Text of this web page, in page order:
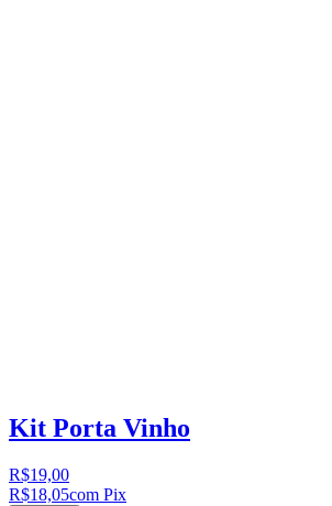
Kit Porta Vinho
R$19,00
R$18,05com Pix